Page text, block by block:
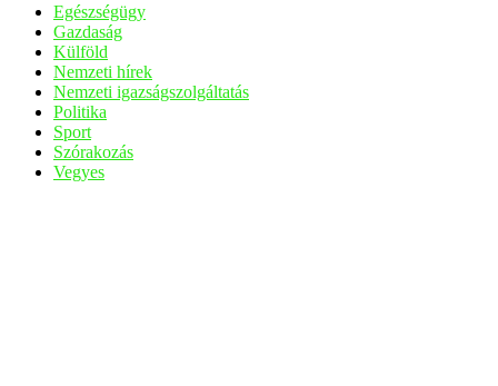
Egészségügy
Gazdaság
Külföld
Nemzeti hírek
Nemzeti igazságszolgáltatás
Politika
Sport
Szórakozás
Vegyes